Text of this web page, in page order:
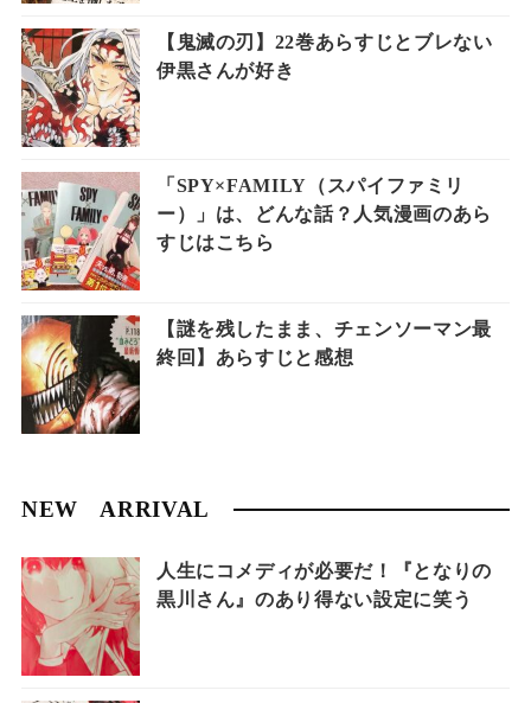
【鬼滅の刃】22巻あらすじとブレない
伊黒さんが好き
「SPY×FAMILY（スパイファミリ
ー）」は、どんな話？人気漫画のあら
すじはこちら
【謎を残したまま、チェンソーマン最
終回】あらすじと感想
NEW ARRIVAL
人生にコメディが必要だ！『となりの
黒川さん』のあり得ない設定に笑う